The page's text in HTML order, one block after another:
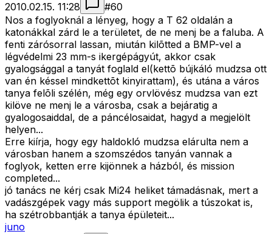
2010.02.15. 11:28
#60
Nos a foglyoknál a lényeg, hogy a T 62 oldalán a
katonákkal zárd le a területet, de ne menj be a faluba. A
fenti zárósorral lassan, miután kilõtted a BMP-vel a
légvédelmi 23 mm-s ikergépágyút, akkor csak
gyalogsággal a tanyát foglald el(kettõ bújkáló mudzsa ott
van én késsel mindkettõt kinyirattam), és utána a város
tanya felõli szélén, még egy orvlövész mudzsa van ezt
kilöve ne menj le a városba, csak a bejáratig a
gyalogosaiddal, de a páncélosaidat, hagyd a megjelölt
helyen...
Erre kiírja, hogy egy haldokló mudzsa elárulta nem a
városban hanem a szomszédos tanyán vannak a
foglyok, ketten erre kijönnek a házból, és mission
completed...
jó tanács ne kérj csak Mi24 heliket támadásnak, mert a
vadászgépek vagy más support megölik a túszokat is,
ha szétrobbantják a tanya épületeit...
juno